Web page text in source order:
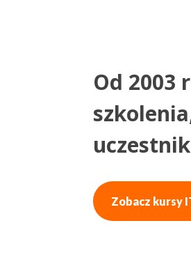
Od 2003
Zobacz kursy